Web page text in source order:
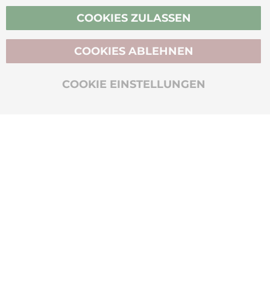
Vertrag widerrufen
BIO-ZERTIFIZIERT
COOKIES ZULASSEN
COOKIE EINSTELLUNGEN
COOKIES ABLEHNEN